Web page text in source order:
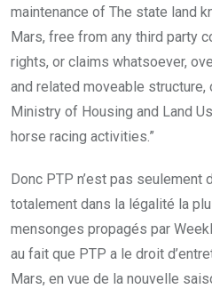
maintenance of The state land
Mars, free from any third party
rights, or claims whatsoever,
and related moveable
Ministry of Housing and Land
horse racing activities.”
Donc PTP n’est pas seulement
totalement dans la légalité la
mensonges propagés par
au fait que PTP a le droit
Mars, en vue de la nouvelle